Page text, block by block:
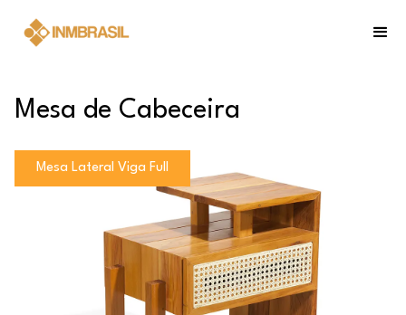
Mesa de Cabeceira
Mesa Lateral Viga Full